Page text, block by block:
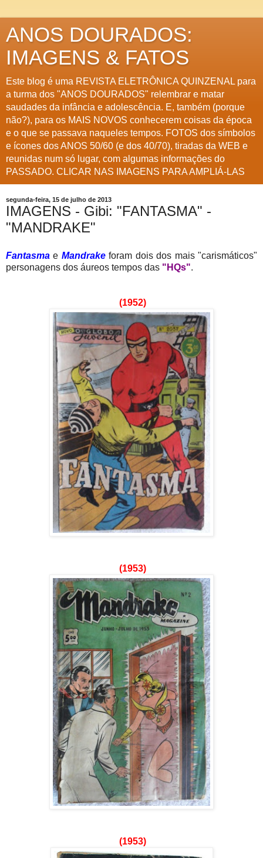
ANOS DOURADOS:
IMAGENS & FATOS
Este blog é uma REVISTA ELETRÔNICA QUINZENAL para
a turma dos "ANOS DOURADOS" relembrar e matar
saudades da infância e adolescência. E, também (porque
não?), para os MAIS NOVOS conhecerem coisas da época
e o que se passava naqueles tempos. FOTOS dos símbolos
e ícones dos ANOS 50/60 (e dos 40/70), tiradas da WEB e
reunidas num só lugar, com algumas informações do
PASSADO. CLICAR NAS IMAGENS PARA AMPLIÁ-LAS
segunda-feira, 15 de julho de 2013
IMAGENS - Gibi: "FANTASMA" -
"MANDRAKE"
Fantasma e Mandrakeforam dois dos mais "carismáticos"
personagens dos áureos tempos das "HQs".
(1952)
(1953)
(1953)